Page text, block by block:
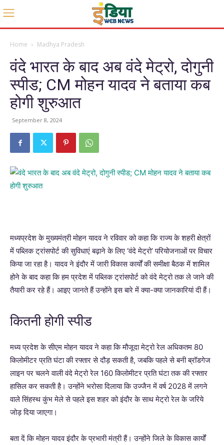
Home Madhya Pradesh
वंदे भारत के बाद अब वंदे मेट्रो, दोगुनी
स्पीड; CM मोहन यादव ने बताया कब
होगी शुरुआत
September 8, 2024
मध्यप्रदेश के मुख्यमंत्री मोहन यादव ने रविवार को कहा कि राज्य के शहरी क्षेत्रों
में पब्लिक ट्रांसपोर्ट की सुविधाएं बढ़ाने के लिए ‘वंदे मेट्रो’ परियोजनाओं पर विचार
किया जा रहा है। यादव ने इंदौर में जारी विकास कार्यों की समीक्षा बैठक में शामिल
होने के बाद कहा कि हम प्रदेश में पब्लिक ट्रांसपोर्ट को वंदे मेट्रो तक ले जाने की
तैयारी कर रहे हैं। आइए जानते हैं उन्होंने इस बारे में क्या-क्या जानकारियां दी हैं।
कितनी होगी स्पीड
मध्य प्रदेश के सीएम मोहन यादव ने कहा कि मौजूदा मेट्रो रेल अधिकतम 80
किलोमीटर प्रति घंटा की रफ्तार से दौड़ सकती है, जबकि पहले से बनी ब्रॉडगेज
लाइन पर चलने वाली वंदे मेट्रो रेल 160 किलोमीटर प्रति घंटा तक की रफ्तार
हासिल कर सकती है। उन्होंने भरोसा दिलाया कि उज्जैन में वर्ष 2028 में लगने
वाले सिंहस्थ कुंभ मेले से पहले इस शहर को इंदौर के साथ मेट्रो रेल के जरिये
जोड़ दिया जाएगा।
बता दें कि मोहन यादव इंदौर के प्रभारी मंत्री हैं। उन्होंने जिले के विकास कार्यों